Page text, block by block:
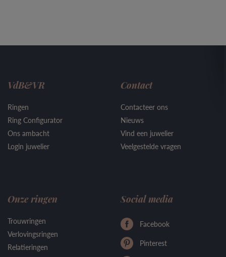
VdB&VR
Ringen
Ring Configurator
Ons ambacht
Login juwelier
Contact
Contacteer ons
Nieuws
Vind een juwelier
Veelgestelde vragen
Onze ringen
Trouwringen
Verlovingsringen
Relatieringen
Social media
Facebook
Pinterest